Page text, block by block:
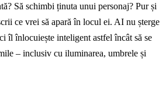
Să schimbi ținuta unui personaj? Pur și
ce vrei să apară în locul ei. AI nu șterge
îl înlocuiește inteligent astfel încât să se
– inclusiv cu iluminarea, umbrele și